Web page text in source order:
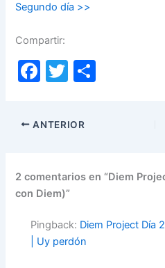
Segundo día >>
Compartir:
F
c
e
o
o
k
T
itt
er
tir
ANTERIOR
2 comentarios en “Diem
con Diem)”
Pingback: Diem Project Día
| Uy perdón